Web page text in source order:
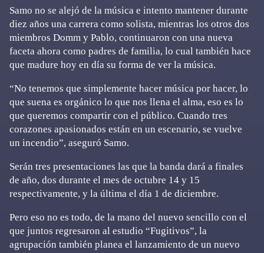
Samo no se alejó de la música e intento mantener durante
diez años una carrera como solista, mientras los otros dos
miembros Domm y Pablo, continuaron con una nueva
faceta ahora como padres de familia, lo cual también hace
que madure hoy en día su forma de ver la música.
“No tenemos que simplemente hacer música por hacer, lo
que suena es orgánico lo que nos llena el alma, eso es lo
que queremos compartir con el público. Cuando tres
corazones apasionados están en un escenario, se vuelve
un incendio”, aseguró Samo.
Serán tres presentaciones las que la banda dará a finales
de año, dos durante el mes de octubre 14 y 15
respectivamente, y la última el día 1 de diciembre.
Pero eso no es todo, de la mano del nuevo sencillo con el
que juntos regresaron al estudio “Fugitivos”, la
agrupación también planea el lanzamiento de un nuevo